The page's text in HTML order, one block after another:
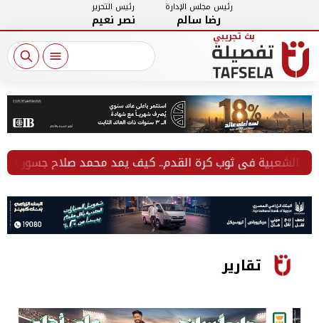
رئيس مجلس الإدارة
رضا سالم
رئيس التحرير
نصر نعيم
في ثوب كرة القدم.. كيف يمد محمد صلاح جسور المحبة بين
تقارير